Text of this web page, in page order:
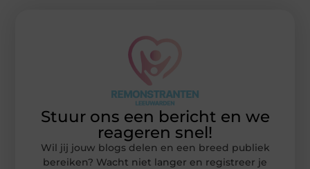
Stuur ons een bericht en we
reageren snel!
Wil jij jouw blogs delen en een breed publiek
bereiken? Wacht niet langer en registreer je